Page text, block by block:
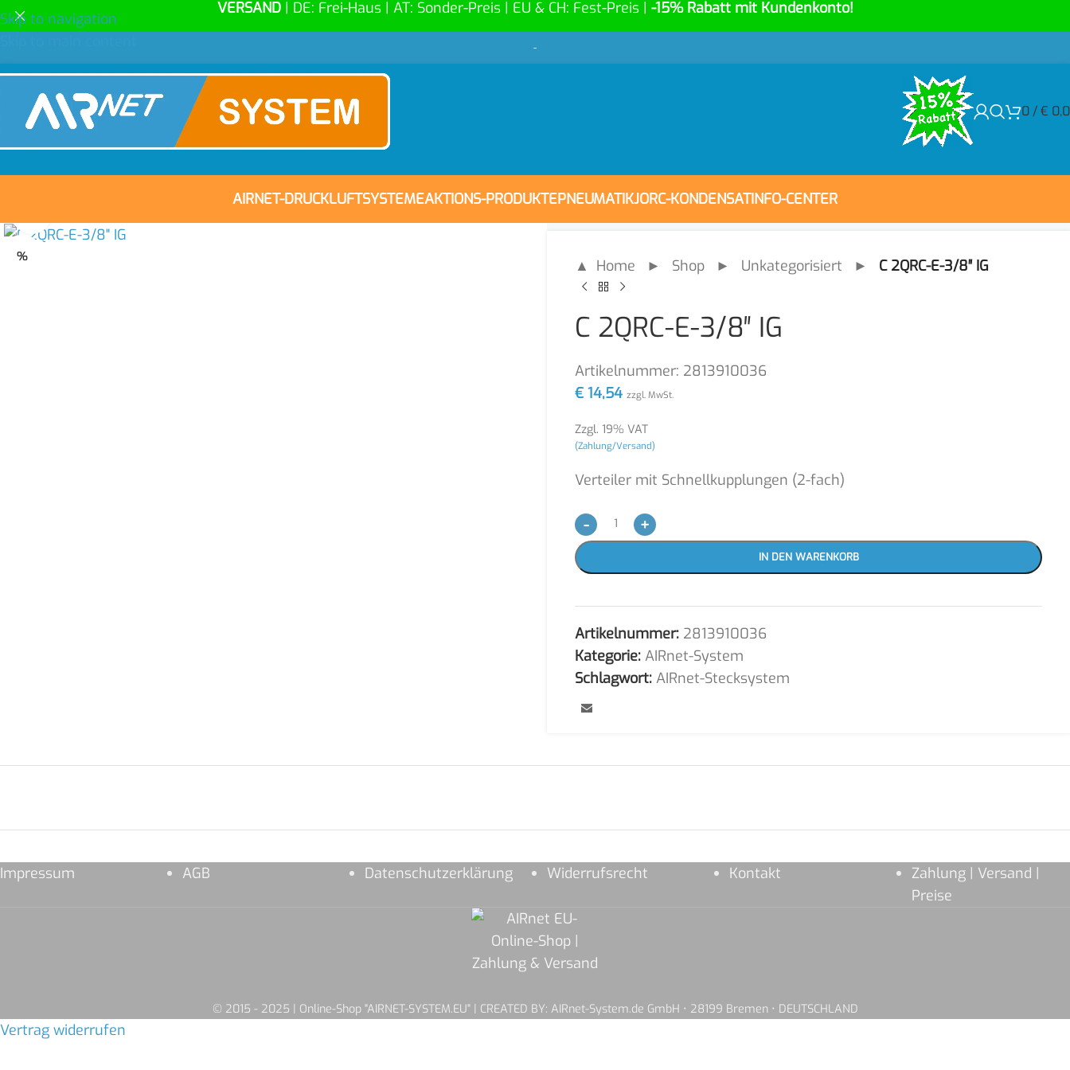
Skip to navigation
VERSAND | DE: Frei-Haus | AT: Sonder-Preis | EU & CH: Fest-Preis | -15% Rabatt mit Kundenkonto!
-
0 /€
AIRNET-DRUCKLUFTSYSTEMEAKTIONS-PRODUKTEPNEUMATIKJORC-KONDENSATINFO-CENTER
% ▲ Home ► Shop ► Unkategorisiert ► C 2QRC-E-3/8″ IG
C 2QRC-E-3/8″ IG
Artikelnummer: 2813910036
€ 14,54 zzgl. MwSt.
Zzgl. 19% VAT
(Zahlung/Versand)
Verteiler mit Schnellkupplungen (2-fach)
- +
IN DEN WARENKORB
Artikelnummer: 2813910036
Kategorie: AIRnet-System
Schlagwort: AIRnet-Stecksystem
Impressum AGB Datenschutzerklärung Widerrufsrecht Kontakt
Zahlung | Versand |
Preise
© 2015 - 2025 | Online-Shop "AIRNET-SYSTEM.EU" | CREATED BY: AIRnet-System.de GmbH • 28199 Bremen • DEUTSCHLAND
Vertrag widerrufen